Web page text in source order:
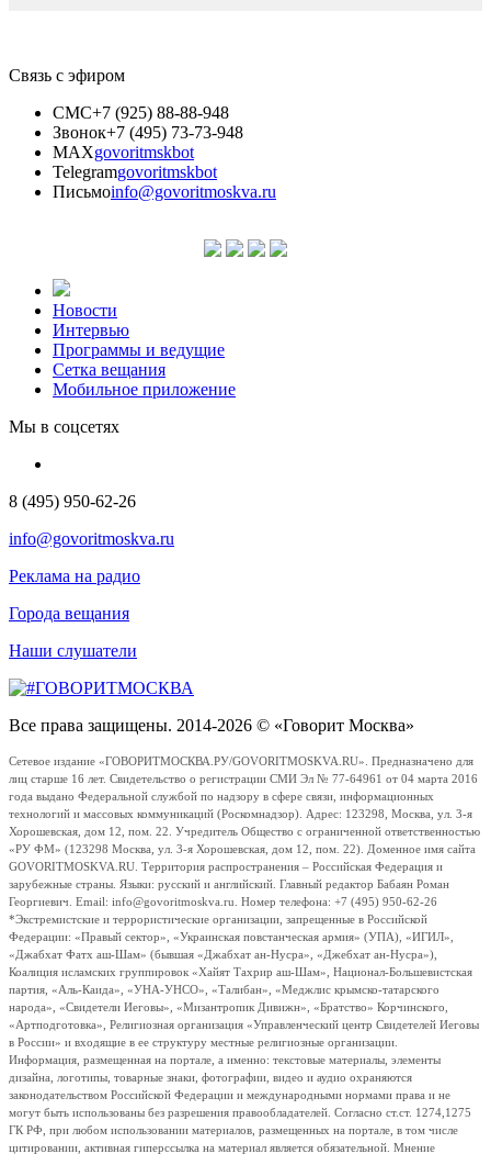
Связь с эфиром
СМС+7 (925) 88-88-948
Звонок+7 (495) 73-73-948
MAXgovoritmskbot
Telegramgovoritmskbot
Письмоinfo@govoritmoskva.ru
Новости
Интервью
Программы и ведущие
Сетка вещания
Мобильное приложение
Мы в соцсетях
8 (495) 950-62-26
info@govoritmoskva.ru
Реклама на радио
Города вещания
Наши слушатели
Все права защищены. 2014-2026 © «Говорит Москва»
Сетевое издание «ГОВОРИТМОСКВА.РУ/GOVORITMOSKVA.RU». Предназначено для
лиц старше 16 лет. Свидетельство о регистрации СМИ Эл № 77-64961 от 04 марта 2016
года выдано Федеральной службой по надзору в сфере связи, информационных
технологий и массовых коммуникаций (Роскомнадзор). Адрес: 123298, Москва, ул. 3-я
Хорошевская, дом 12, пом. 22. Учредитель Общество с ограниченной ответственностью
«РУ ФМ» (123298 Москва, ул. 3-я Хорошевская, дом 12, пом. 22). Доменное имя сайта
GOVORITMOSKVA.RU. Территория распространения – Российская Федерация и
зарубежные страны. Языки: русский и английский. Главный редактор Бабаян Роман
Георгиевич. Email: info@govoritmoskva.ru. Номер телефона: +7 (495) 950-62-26
*Экстремистские и террористические организации, запрещенные в Российской
Федерации: «Правый сектор», «Украинская повстанческая армия» (УПА), «ИГИЛ»,
«Джабхат Фатх аш-Шам» (бывшая «Джабхат ан-Нусра», «Джебхат ан-Нусра»),
Коалиция исламских группировок «Хайят Тахрир аш-Шам», Национал-Большевистская
партия, «Аль-Каида», «УНА-УНСО», «Талибан», «Меджлис крымско-татарского
народа», «Свидетели Иеговы», «Мизантропик Дивижн», «Братство» Корчинского,
«Артподготовка», Религиозная организация «Управленческий центр Свидетелей Иеговы
в России» и входящие в ее структуру местные религиозные организации.
Информация, размещенная на портале, а именно: текстовые материалы, элементы
дизайна, логотипы, товарные знаки, фотографии, видео и аудио охраняются
законодательством Российской Федерации и международными нормами права и не
могут быть использованы без разрешения правообладателей. Согласно ст.ст. 1274,1275
ГК РФ, при любом использовании материалов, размещенных на портале, в том числе
цитировании, активная гиперссылка на материал является обязательной. Мнение